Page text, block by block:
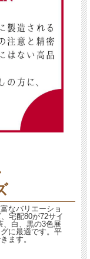
なバリエーショ
宅配80が72サイ
、白、黒の3色展
に最適です。平
ます。